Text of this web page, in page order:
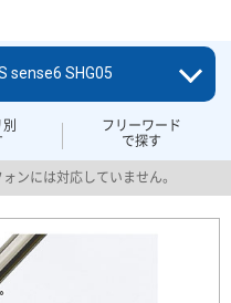
フリーワード
で探す
sense6 SHG05
ンには対応していません。